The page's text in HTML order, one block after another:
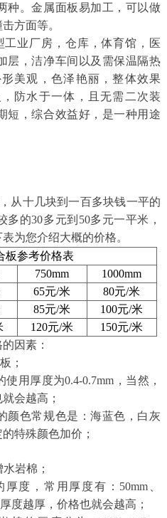
种。金属面板易加工，可以做
方面等。
业厂房，仓库，体育馆，医
层，洁净车间以及需保温隔热
美观，色泽艳丽，整体效果
防水于一体，且无需二次装
短，综合效益好，是一种用途
从十几块到一百多块钱一平的
的30多元到50多元一平米，
为您介绍大概的价格。
板参考价格表
750mm
1000mm
65元/米
80元/米
85元/米
100元/米
120元/米
150元/米
因素：
；
用厚度为0.4-0.7mm，当然，
会越高；
颜色常规色是：海蓝色，白灰
特殊颜色加价；
岩棉；
度，常用厚度有：50mm、
度越厚，价格也就会越高；